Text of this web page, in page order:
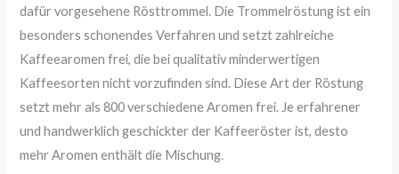
dafür vorgesehene Rösttrommel. Die Trommelröstung ist ein
besonders schonendes Verfahren und setzt zahlreiche
Kaffeearomen frei, die bei qualitativ minderwertigen
Kaffeesorten nicht vorzufinden sind. Diese Art der Röstung
setzt mehr als 800 verschiedene Aromen frei. Je erfahrener
und handwerklich geschickter der Kaffeeröster ist, desto
mehr Aromen enthält die Mischung.